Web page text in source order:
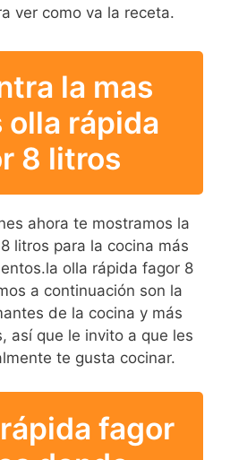
ver como va la receta.
la mas
olla rápida
8 litros
ahora te mostramos la
litros para la cocina más
olla rápida fagor 8
a continuación son la
de la cocina y más
así que le invito a que les
te gusta cocinar.
fagor